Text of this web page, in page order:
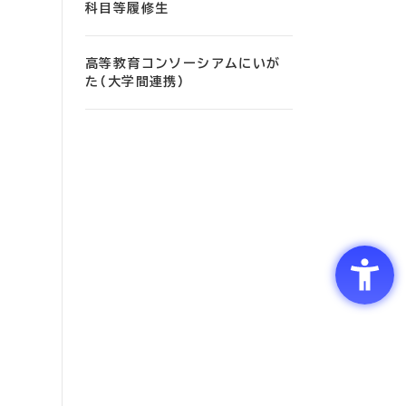
科目等履修生
高等教育コンソーシアムにいが
た（大学間連携）